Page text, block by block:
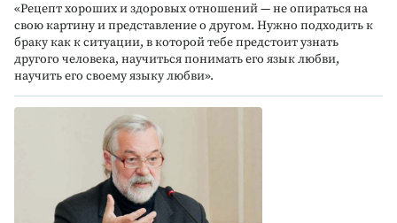
«Рецепт хороших и здоровых отношений — не опираться на
свою картину и представление о другом. Нужно подходить к
браку как к ситуации, в которой тебе предстоит узнать
другого человека, научиться понимать его язык любви,
научить его своему языку любви».